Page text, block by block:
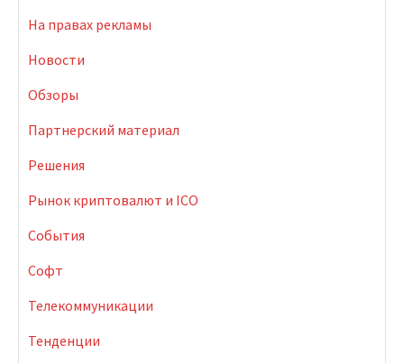
На правах рекламы
Новости
Обзоры
Партнерский материал
Решения
Рынок криптовалют и ICO
События
Софт
Телекоммуникации
Тенденции